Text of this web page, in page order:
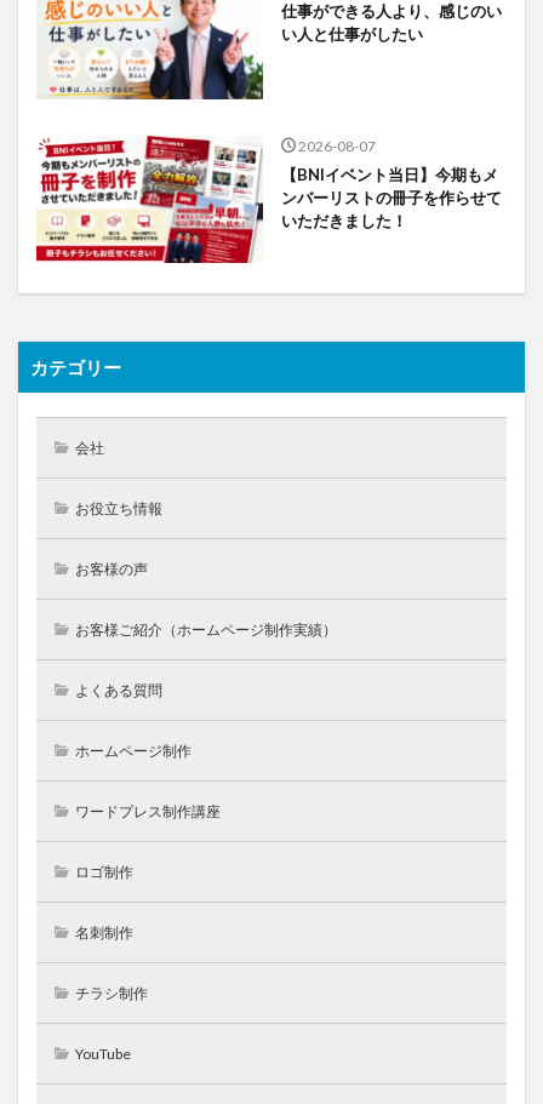
仕事ができる人より、感じのい
い人と仕事がしたい
2026-08-07
【BNIイベント当日】今期もメ
ンバーリストの冊子を作らせて
いただきました！
カテゴリー
会社
お役立ち情報
お客様の声
お客様ご紹介（ホームページ制作実績）
よくある質問
ホームページ制作
ワードプレス制作講座
ロゴ制作
名刺制作
チラシ制作
YouTube